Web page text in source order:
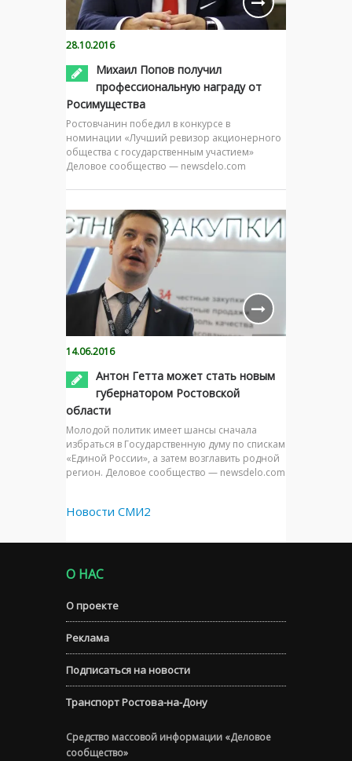
28.10.2016
Михаил Попов получил
профессиональную награду от
Росимущества
Ростовчанин победил в конкурсе в
номинации «Лучший ревизор акционерного
общества с государственным участием»
Деловое сообщество — newsdelo.com
14.06.2016
Антон Гетта может стать новым
губернатором Ростовской
области
Молодой политик имеет шансы сначала
избраться в Государственную думу по спискам
«Единой России», а затем возглавить родной
регион. Деловое сообщество — newsdelo.com
Новости СМИ2
О НАС
О проекте
Реклама
Подписаться на новости
Транспорт Ростова-на-Дону
Средство массовой информации «Деловое
сообщество»